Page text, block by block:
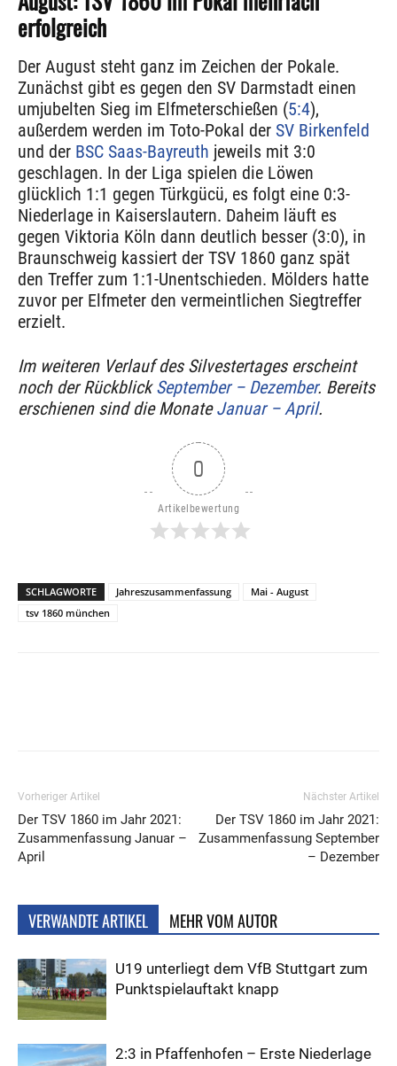
erfolgreich
Der August steht ganz im Zeichen der Pokale.
Zunächst gibt es gegen den SV Darmstadt einen
umjubelten Sieg im Elfmeterschießen (5:4),
außerdem werden im Toto-Pokal der SV Birkenfeld
und der BSC Saas-Bayreuth jeweils mit 3:0
geschlagen. In der Liga spielen die Löwen
glücklich 1:1 gegen Türkgücü, es folgt eine 0:3-
Niederlage in Kaiserslautern. Daheim läuft es
gegen Viktoria Köln dann deutlich besser (3:0), in
Braunschweig kassiert der TSV 1860 ganz spät
den Treffer zum 1:1-Unentschieden. Mölders hatte
zuvor per Elfmeter den vermeintlichen Siegtreffer
erzielt.
Im weiteren Verlauf des Silvestertages erscheint
noch der RückblickSeptember – Dezember. Bereits
erschienen sind die MonateJanuar – April.
0
Artikelbewertung
SCHLAGWORTE Jahreszusammenfassung
Mai - August
tsv 1860 münchen
Vorheriger Artikel
Der TSV 1860 im Jahr 2021:
Zusammenfassung Januar –
April
Nächster Artikel
Der TSV 1860 im Jahr 2021:
Zusammenfassung September
– Dezember
VERWANDTE ARTIKEL MEHR VOM AUTOR
U19 unterliegt dem VfB Stuttgart zum
Punktspielauftakt knapp
2:3 in Pfaffenhofen – Erste Niederlage